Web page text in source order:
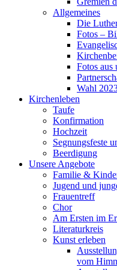
Allgemeines
Die
Fotos –
Fotos aus
Wahl
Kirchenleben
Taufe
Konfirmation
Hochzeit
Segnungsfeste
Beerdigung
Unsere Angebote
Familie &
Jugend und
Frauentreff
Chor
Am Ersten im
Literaturkreis
Kunst erleben
vom